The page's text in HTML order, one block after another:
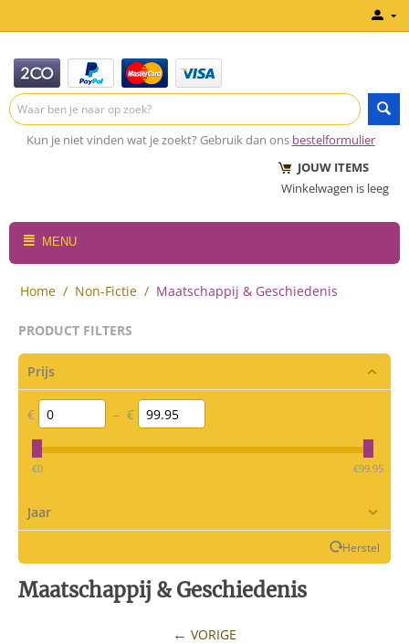
Kun je niet vinden wat je zoekt? Gebruik dan ons bestelformulier
JOUW ITEMS
Winkelwagen is leeg
MENU
Home / Non-Fictie / Maatschappij & Geschiedenis
PRODUCT FILTERS
Prijs
€ – €
‎€0 ‎€99.95
Jaar
Herstel
Maatschappij & Geschiedenis
VORIGE